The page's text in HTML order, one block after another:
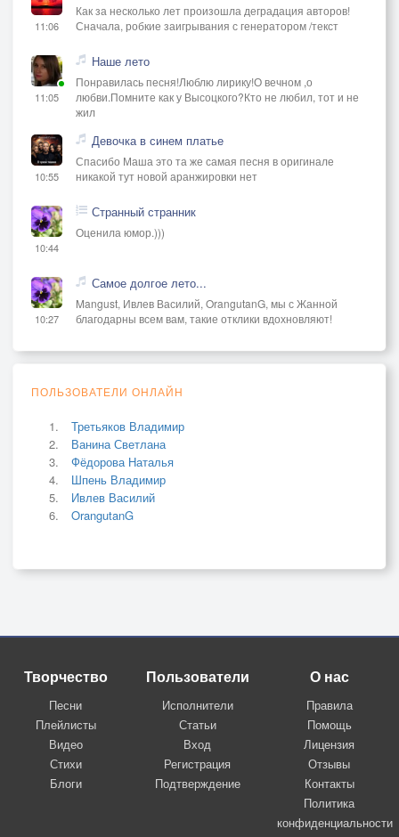
11:06
Как за несколько лет произошла деградация авторов!
Сначала, робкие заигрывания с генератором /текст
11:05
Наше лето
Понравилась песня!Люблю лирику!О вечном ,о
любви.Помните как у Высоцкого?Кто не любил, тот и не
жил
10:55
Девочка в синем платье
Спасибо Маша это та же самая песня в оригинале
никакой тут новой аранжировки нет
10:44
Странный странник
Оценила юмор.)))
10:27
Самое долгое лето...
Mangust, Ивлев Василий, OrangutanG, мы с Жанной
благодарны всем вам, такие отклики вдохновляют!
ПОЛЬЗОВАТЕЛИ ОНЛАЙН
Третьяков Владимир
Ванина Светлана
Фёдорова Наталья
Шпень Владимир
Ивлев Василий
OrangutanG
Творчество
Песни
Плейлисты
Видео
Стихи
Блоги
Пользователи
Исполнители
Статьи
Вход
Регистрация
Подтверждение
О нас
Правила
Помощь
Лицензия
Отзывы
Контакты
Политика
конфиденциальности